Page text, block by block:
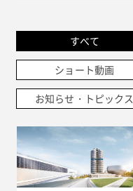
すべて
ショート動画
お知らせ・トピックス